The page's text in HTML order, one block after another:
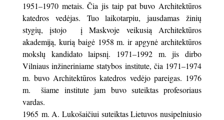
1951–1970 metais. Čia jis taip pat buvo Architektūros
katedros vedėjas. Tuo laikotarpiu, jausdamas žinių
stygių, įstojo į Maskvoje veikusią Architektūros
akademiją, kurią baigė 1958 m. ir apgynė architektūros
mokslų kandidato laipsnį. 1971–1992 m. jis dirbo
Vilniaus inžineriniame statybos institute, čia 1971–1974
m. buvo Architektūros katedros vedėjo pareigas. 1976
m. šiame institute jam buvo suteiktas profesoriaus
vardas.
1965 m. A. Lukošaičiui suteiktas Lietuvos nusipelniusio